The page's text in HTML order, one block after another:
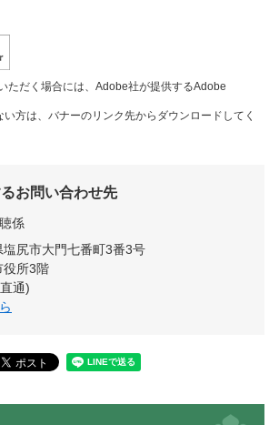
ただく場合には、Adobe社が提供するAdobe
方は、バナーのリンク先からダウンロードしてく
お問い合わせ先
係
塩尻市大門七番町3番3号
役所3階
通)